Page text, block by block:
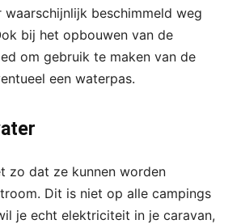
waarschijnlijk beschimmeld weg
bij het opbouwen van de
om gebruik te maken van de
een waterpas.
zo dat ze kunnen worden
Dit is niet op alle campings
je echt elektriciteit in je caravan,